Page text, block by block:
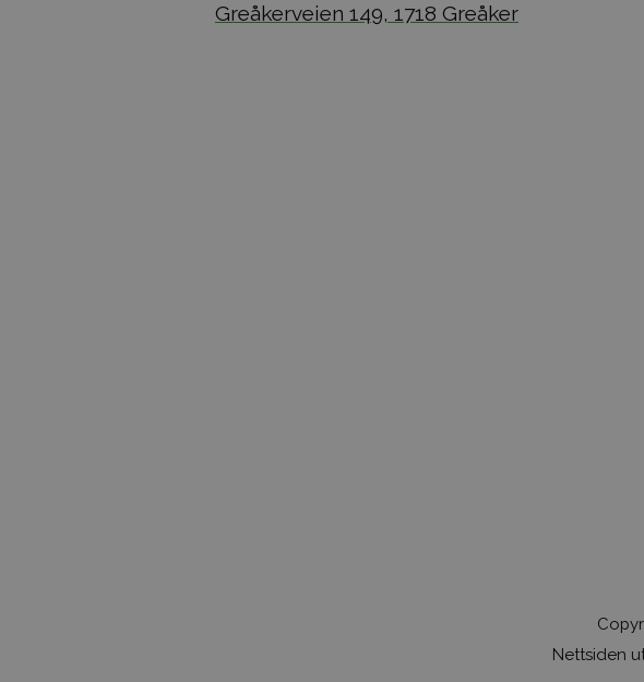
Greåkerveien 149, 1718 Greåker
Nettsiden